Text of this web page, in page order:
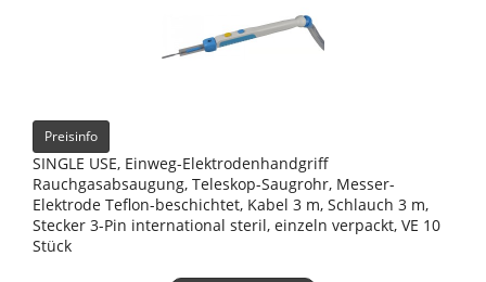
Preisinfo
SINGLE USE, Einweg-Elektrodenhandgriff
Rauchgasabsaugung, Teleskop-Saugrohr, Messer-
Elektrode Teflon-beschichtet, Kabel 3 m, Schlauch 3 m,
Stecker 3-Pin international steril, einzeln verpackt, VE 10
Stück